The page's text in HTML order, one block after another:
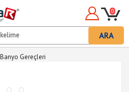
ARA
0
Banyo Gereçleri